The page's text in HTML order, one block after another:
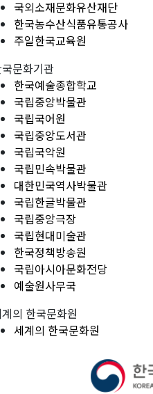
국외소재문화유산재단
한국농수산식품유통공사
주일한국교육원
문화기관
한국예술종합학교
국립중앙박물관
국립국어원
국립중앙도서관
국립국악원
국립민속박물관
대한민국역사박물관
국립한글박물관
국립중앙극장
국립현대미술관
한국정책방송원
국립아시아문화전당
예술원사무국
의 한국문화원
세계의 한국문화원